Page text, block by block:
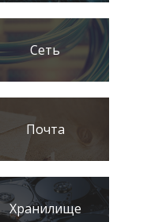
Сеть
Почта
Хранилище